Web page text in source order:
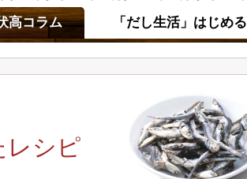
高コラム 「だし生活」はじめる
レシピ